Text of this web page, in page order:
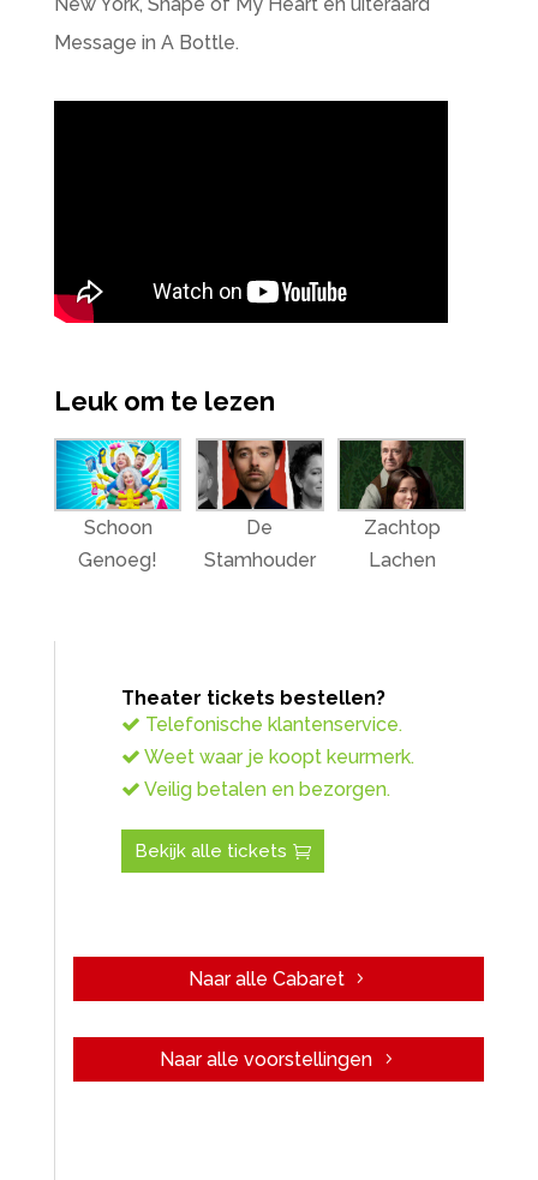
Message in A Bottle.
Leuk om te lezen
Schoon
Genoeg!
De
Stamhouder
Zachtop
Lachen
Theater tickets bestellen?
Telefonische klantenservice.
Weet waar je koopt keurmerk.
Veilig betalen en bezorgen.
Bekijk alle tickets
Naar alle Cabaret
Naar alle voorstellingen